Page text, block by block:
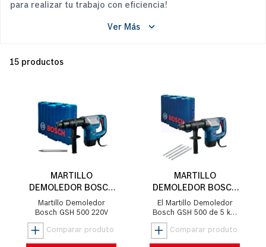
para realizar tu trabajo con eficiencia!
Ver Más
15 productos
MARTILLO
DEMOLEDOR BOSCH
GSH 500 1100W
Martillo Demoledor
Bosch GSH 500 220V
MARTILLO
DEMOLEDOR BOSCH
GSH 500
El Martillo Demoledor
Bosch GSH 500 de 5 kg,
cuenta con un motor de
1.100 W y con 7,5J de